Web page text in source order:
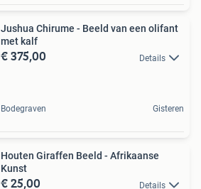
Jushua Chirume - Beeld van een olifant
met kalf
€ 375,00 Details
Bodegraven Gisteren
Houten Giraffen Beeld - Afrikaanse
Kunst
€ 25,00 Details